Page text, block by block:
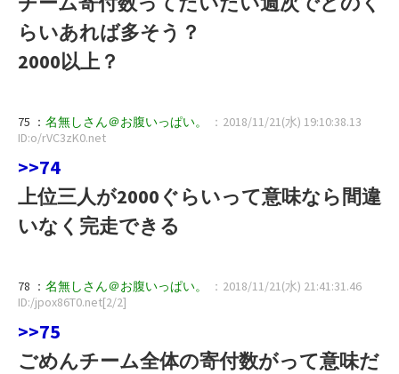
らいあれば多そう？
2000以上？
75 ： 名無しさん＠お腹いっぱい。
：2018/11/21(水) 19:10:38.13
ID:o/rVC3zK0.net
>>74
上位三人が2000ぐらいって意味なら間違
いなく完走できる
78 ： 名無しさん＠お腹いっぱい。
：2018/11/21(水) 21:41:31.46
ID:/jpox86T0.net[2/2]
>>75
ごめんチーム全体の寄付数がって意味だ